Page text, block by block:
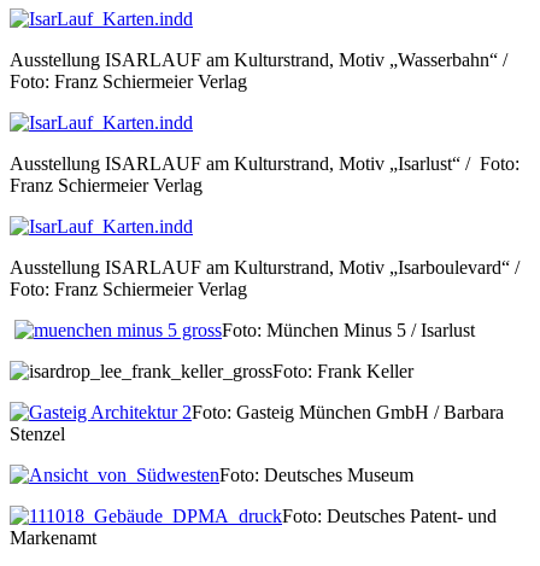
Ausstellung ISARLAUF am Kulturstrand, Motiv „Wasserbahn“ /
Foto: Franz Schiermeier Verlag
Ausstellung ISARLAUF am Kulturstrand, Motiv „Isarlust“ / Foto:
Franz Schiermeier Verlag
Ausstellung ISARLAUF am Kulturstrand, Motiv „Isarboulevard“ /
Foto: Franz Schiermeier Verlag
Foto: München Minus 5 / Isarlust
Foto: Frank Keller
Foto: Gasteig München GmbH / Barbara
Stenzel
Foto: Deutsches Museum
Foto: Deutsches Patent- und
Markenamt